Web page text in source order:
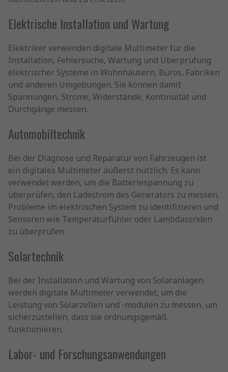
Elektrische Installation und Wartung
Elektriker verwenden digitale Multimeter für die
Installation, Fehlersuche, Wartung und Überprüfung
elektrischer Systeme in Wohnhäusern, Büros, Fabriken
und anderen Umgebungen. Sie können damit
Spannungen, Ströme, Widerstände, Kontinuität und
Durchgänge messen.
Automobiltechnik
Bei der Diagnose und Reparatur von Fahrzeugen ist
ein digitales Multimeter äußerst nützlich. Es kann
verwendet werden, um die Batteriespannung zu
überprüfen, den Ladestrom des Generators zu messen,
Probleme im elektrischen System zu identifizieren und
Sensoren wie Temperaturfühler oder Lambdasonden
zu überprüfen.
Solartechnik
Bei der Installation und Wartung von Solaranlagen
werden digitale Multimeter verwendet, um die
Leistung von Solarzellen und -modulen zu messen, um
sicherzustellen, dass sie ordnungsgemäß
funktionieren.
Labor- und Forschungsanwendungen